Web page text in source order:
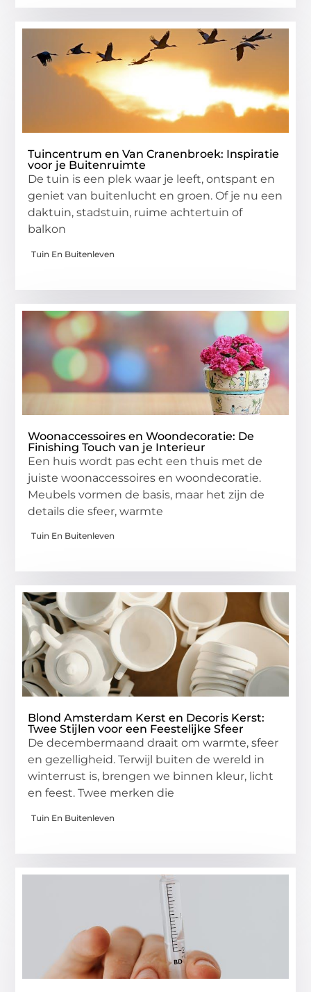
Tuincentrum en Van Cranenbroek: Inspiratie
voor je Buitenruimte
De tuin is een plek waar je leeft, ontspant en
geniet van buitenlucht en groen. Of je nu een
daktuin, stadstuin, ruime achtertuin of
balkon
Tuin En Buitenleven
Woonaccessoires en Woondecoratie: De
Finishing Touch van je Interieur
Een huis wordt pas echt een thuis met de
juiste woonaccessoires en woondecoratie.
Meubels vormen de basis, maar het zijn de
details die sfeer, warmte
Tuin En Buitenleven
Blond Amsterdam Kerst en Decoris Kerst:
Twee Stijlen voor een Feestelijke Sfeer
De decembermaand draait om warmte, sfeer
en gezelligheid. Terwijl buiten de wereld in
winterrust is, brengen we binnen kleur, licht
en feest. Twee merken die
Tuin En Buitenleven